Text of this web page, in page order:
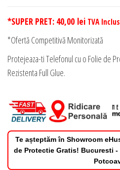
*SUPER PRET: 40,00 lei TVA Inclus
*Ofertă Competitivă Monitorizată
Protejeaza-ti Telefonul cu o Folie de
Rezistenta Full Glue.
Te așteptăm în Showroom
de Protectie Gratis! Bucuresti